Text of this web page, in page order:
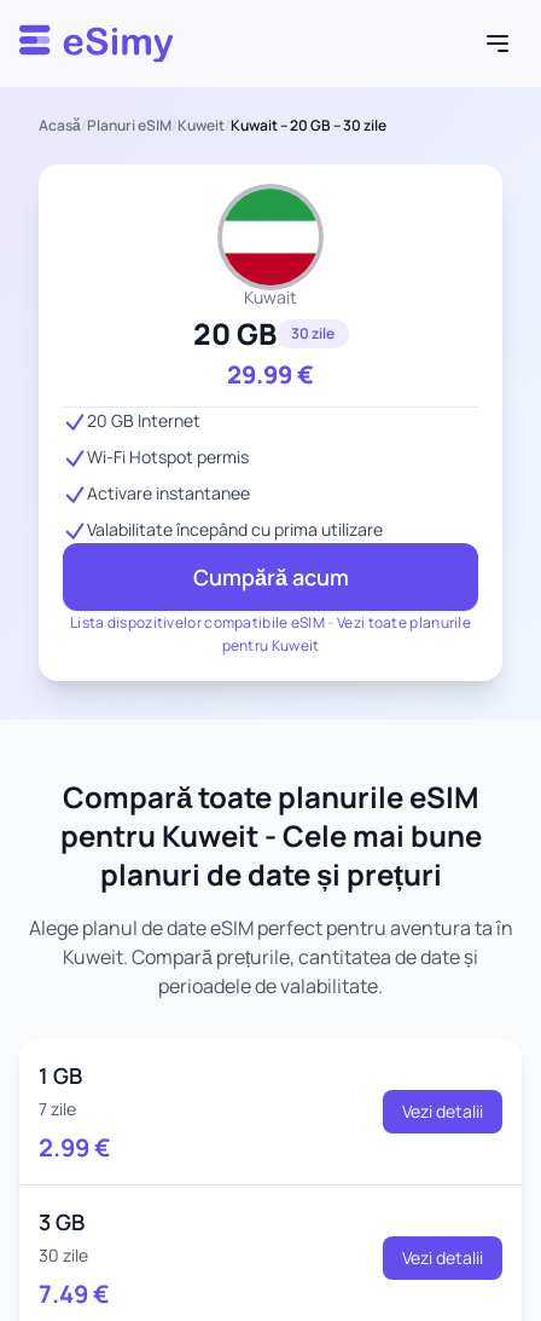
Esimy
Acasă/Planuri eSIM/Kuweit/Kuwait – 20 GB – 30 zile
Kuwait
20 GB 30 zile
29.99€
Lista dispozitivelor compatibile eSIM- Vezi toate planurile
pentru Kuweit
20 GB Internet
Wi-Fi Hotspot permis
Activare instantanee
Valabilitate începând cu prima utilizare
Cumpără acum
Compară toate planurile eSIM
pentru Kuweit - Cele mai bune
planuri de date și prețuri
Alege planul de date eSIM perfect pentru aventura ta în
Kuweit. Compară prețurile, cantitatea de date și
perioadele de valabilitate.
1 GB
7 zile
2.99€
Vezi detalii
3 GB
30 zile
7.49€
Vezi detalii